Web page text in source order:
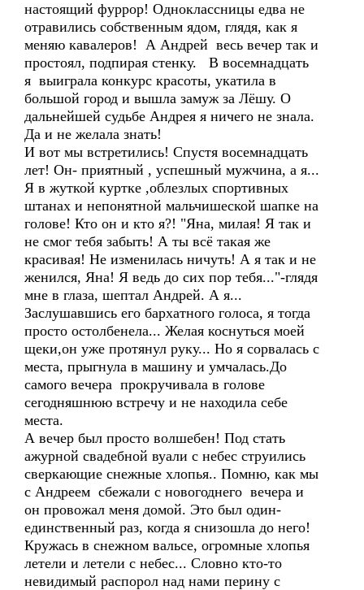
настоящий фуррор! Одноклассницы едва не
отравились собственным ядом, глядя, как я
меняю кавалеров! А Андрей весь вечер так и
простоял, подпирая стенку. В восемнадцать
я выиграла конкурс красоты, укатила в
большой город и вышла замуж за Лёшу. О
дальнейшей судьбе Андрея я ничего не знала.
Да и не желала знать!
И вот мы встретились! Спустя восемнадцать
лет! Он- приятный , успешный мужчина, а я...
Я в жуткой куртке ,облезлых спортивных
штанах и непонятной мальчишеской шапке на
голове! Кто он и кто я?! "Яна, милая! Я так и
не смог тебя забыть! А ты всё такая же
красивая! Не изменилась ничуть! А я так и не
женился, Яна! Я ведь до сих пор тебя..."-глядя
мне в глаза, шептал Андрей. А я...
Заслушавшись его бархатного голоса, я тогда
просто остолбенела... Желая коснуться моей
щеки,он уже протянул руку... Но я сорвалась с
места, прыгнула в машину и умчалась.До
самого вечера прокручивала в голове
сегодняшнюю встречу и не находила себе
места.
А вечер был просто волшебен! Под стать
ажурной свадебной вуали с небес струились
сверкающие снежные хлопья.. Помню, как мы
с Андреем сбежали с новогоднего вечера и
он провожал меня домой. Это был один-
единственный раз, когда я снизошла до него!
Кружась в снежном вальсе, огромные хлопья
летели и летели с небес... Словно кто-то
невидимый распорол над нами перину с